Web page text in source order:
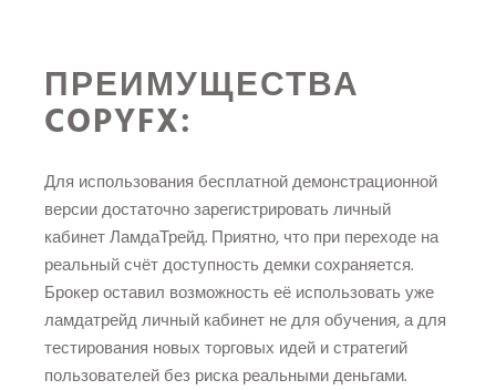
ПРЕИМУЩЕСТВА
COPYFX:
Для использования бесплатной демонстрационной
версии достаточно зарегистрировать личный
кабинет ЛамдаТрейд. Приятно, что при переходе на
реальный счёт доступность демки сохраняется.
Брокер оставил возможность её использовать уже
ламдатрейд личный кабинет не для обучения, а для
тестирования новых торговых идей и стратегий
пользователей без риска реальными деньгами.